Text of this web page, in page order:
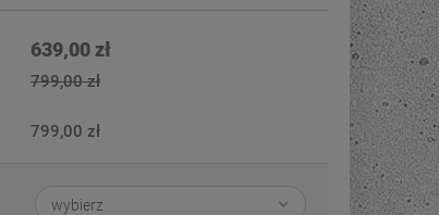
639,00 zł
799,00 zł
799,00 zł